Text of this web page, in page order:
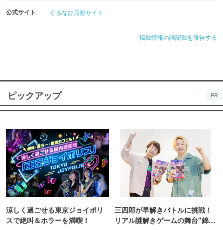
公式サイト ぐるなび店舗サイト
掲載情報の誤記載を報告する
ピックアップ PR
涼しく過ごせる東京ジョイポリ
スで絶叫＆ホラーを満喫！
三四郎が早解きバトルに挑戦！
リアル謎解きゲームの舞台"錦糸